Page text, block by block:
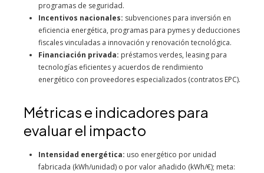
programas de seguridad.
Incentivos nacionales: subvenciones para inversión en
eficiencia energética, programas para pymes y deducciones
fiscales vinculadas a innovación y renovación tecnológica.
Financiación privada: préstamos verdes, leasing para
tecnologías eficientes y acuerdos de rendimiento
energético con proveedores especializados (contratos EPC).
Métricas e indicadores para
evaluar el impacto
Intensidad energética: uso energético por unidad
fabricada (kWh/unidad) o por valor añadido (kWh/€); meta: